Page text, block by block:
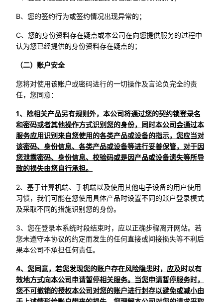
B、您的签约行为或签约情况出现异常的；
C、您的身份资料存在疑点或本公司在向您提供服务的过程中
认为您已经提供的身份资料存在疑点的；
（二）账户安全
您将对使用该账户或密码进行的一切操作及言论负完全的责
任，您同意：
1、除相关产品另有规则外，本公司将通过您的契约锁登录名
和密码或者其他操作方式识别您的身份，同时本公司会通过本
服务应用识别来自您使用的各类产品或设备的指示，您应当对
该密码、身份信息、各类产品或设备等进行妥善保管，对于因
您泄露密码、身份信息、校验码或是因产品或设备遗失等所导
致的损失由您自行承担。
2、基于计算机端、手机端以及使用其他电子设备的用户使用
习惯，我们可能在您使用具体产品时设置不同的账户登录模式
及采取不同的措施识别您的身份。
3、您在登录本系统时段结束时，应以正确步骤离开网站。若
您未遵守本协议的约定而发生的任何直接或间接损失等不利后
果本公司不承担任何责任。
4、您同意，若您发现您的账户存在风险隐患时，应及时以有
效地方式向本公司申请暂停相关服务。当您申请暂停服务时，
您不可撤销的授权本公司对您的账户进行封存以避免或减小由